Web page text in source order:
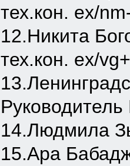
тех.кон. ex/
12.Никита
тех.кон. ex/
14.Людмила
15.Ара